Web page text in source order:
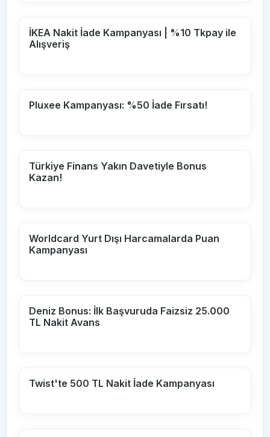
İKEA Nakit İade Kampanyası | %10 Tkpay ile
Alışveriş
Pluxee Kampanyası: %50 İade Fırsatı!
Türkiye Finans Yakın Davetiyle Bonus
Kazan!
Worldcard Yurt Dışı Harcamalarda Puan
Kampanyası
Deniz Bonus: İlk Başvuruda Faizsiz 25.000
TL Nakit Avans
Twist'te 500 TL Nakit İade Kampanyası